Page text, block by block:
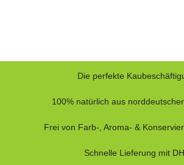
Die perfekte
100% natürlich aus
Frei von Farb-, Aroma- &
Schnelle Lieferung mit